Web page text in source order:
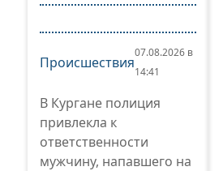
Происшествия
07.08.2026 в
14:41
В Кургане полиция
привлекла к
ответственности
мужчину, напавшего на